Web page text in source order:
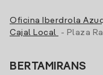
Oficina Iberdrola
Cajal Local
- Plaza
BERTAMIRANS